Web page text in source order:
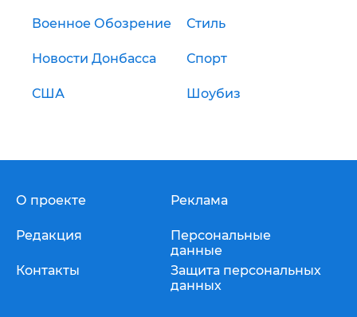
Военное Обозрение Стиль
Новости Донбасса Спорт
США Шоубиз
О проекте
Редакция
Контакты
Реклама
Персональные
данные
Защита персональных
данных